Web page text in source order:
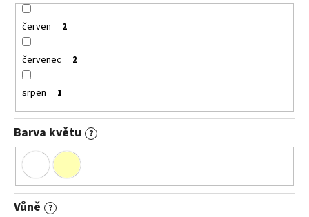
červen 2
červenec 2
srpen 1
Barva květu ?
Vůně ?